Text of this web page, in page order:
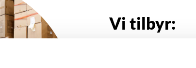
Vi tilbyr:
Moderne lager i
Distribusjon til hele